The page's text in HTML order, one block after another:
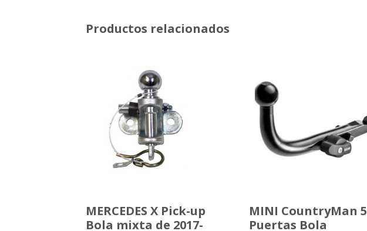
Productos relacionados
MERCEDES X Pick-up
Bola mixta de 2017-
MINI CountryMan 5
Puertas Bola